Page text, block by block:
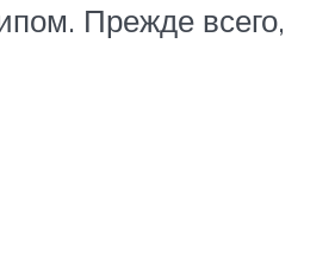
Прежде всего,